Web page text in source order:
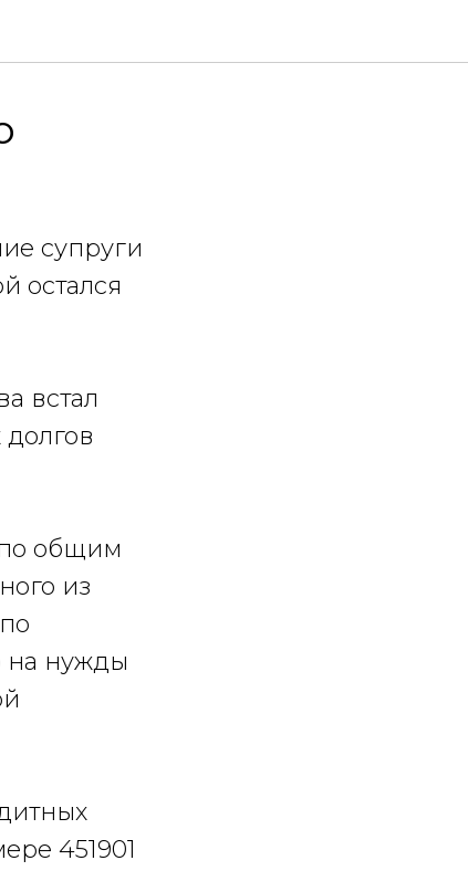
супруги
остался
встал
общим
из
на нужды
451901